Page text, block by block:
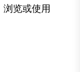
浏览或使用